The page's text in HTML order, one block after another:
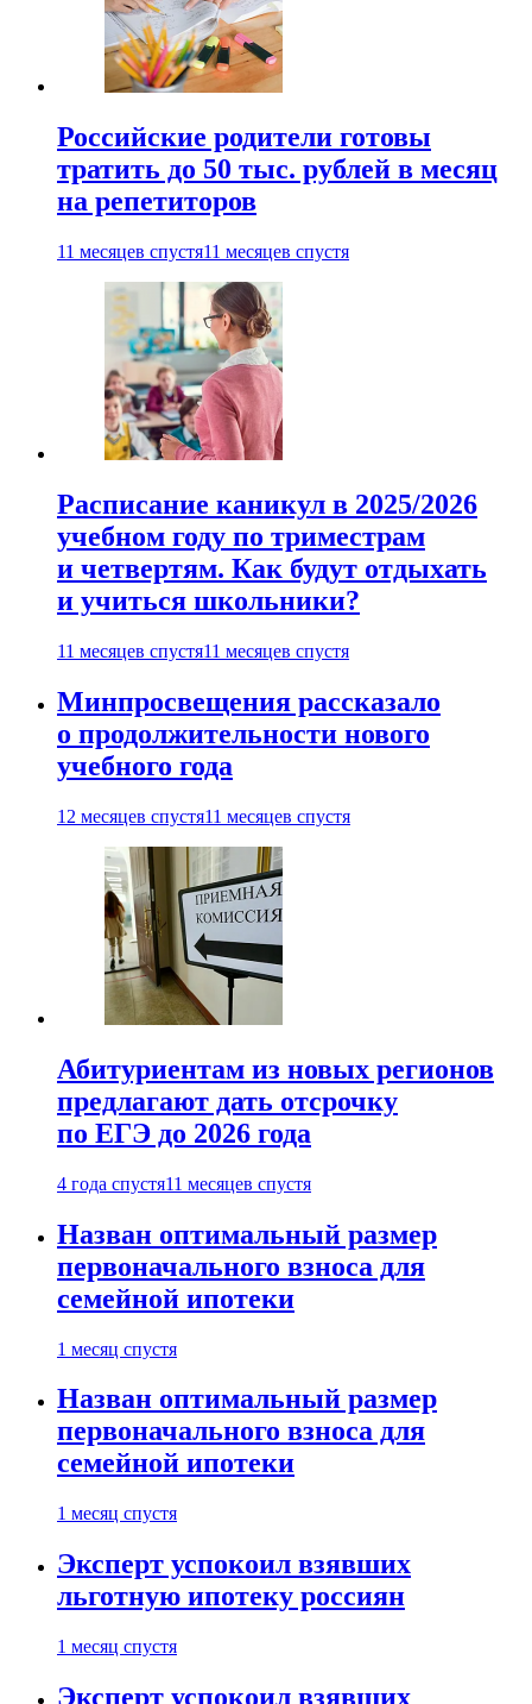
Российские родители готовы
тратить до 50 тыс. рублей в месяц
на репетиторов
11 месяцев спустя11 месяцев спустя
Расписание каникул в 2025/2026
учебном году по триместрам
и четвертям. Как будут отдыхать
и учиться школьники?
11 месяцев спустя11 месяцев спустя
Минпросвещения рассказало
о продолжительности нового
учебного года
12 месяцев спустя11 месяцев спустя
Абитуриентам из новых регионов
предлагают дать отсрочку
по ЕГЭ до 2026 года
4 года спустя11 месяцев спустя
Назван оптимальный размер
первоначального взноса для
семейной ипотеки
1 месяц спустя
Назван оптимальный размер
первоначального взноса для
семейной ипотеки
1 месяц спустя
Эксперт успокоил взявших
льготную ипотеку россиян
1 месяц спустя
Эксперт успокоил взявших